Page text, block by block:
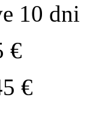
10 dni
€
€